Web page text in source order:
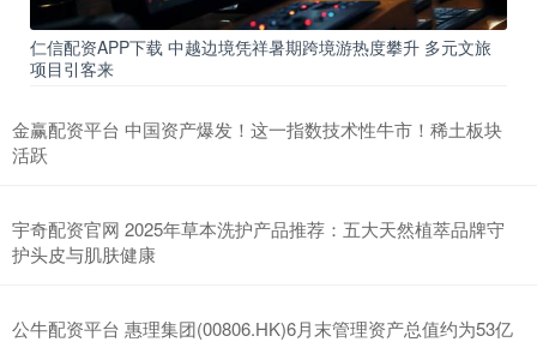
仁信配资APP下载 中越边境凭祥暑期跨境游热度攀升 多元文旅
项目引客来
金赢配资平台 中国资产爆发！这一指数技术性牛市！稀土板块
活跃
宇奇配资官网 2025年草本洗护产品推荐：五大天然植萃品牌守
护头皮与肌肤健康
公牛配资平台 惠理集团(00806.HK)6月末管理资产总值约为53亿